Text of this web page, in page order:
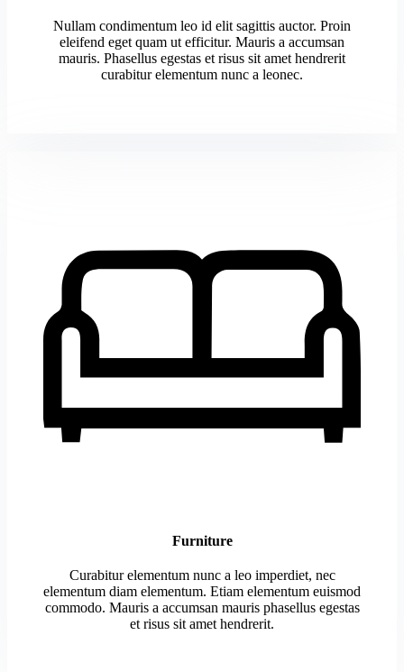
Nullam condimentum leo id elit sagittis auctor. Proin
eleifend eget quam ut efficitur. Mauris a accumsan
mauris. Phasellus egestas et risus sit amet hendrerit
curabitur elementum nunc a leonec.
Furniture
Curabitur elementum nunc a leo imperdiet, nec
elementum diam elementum. Etiam elementum euismod
commodo. Mauris a accumsan mauris phasellus egestas
et risus sit amet hendrerit.